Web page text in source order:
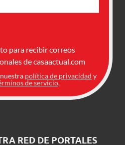
para recibir correos
de casaactual.com
política de privacidad y
de servicio.
RED DE PORTALES